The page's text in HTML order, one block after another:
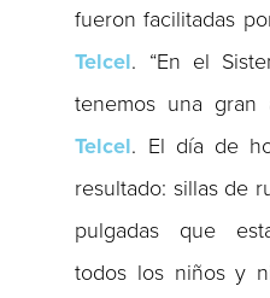
fueron facilitadas
Telcel. “En el
tenemos una gran
Telcel. El día de
resultado: sillas de
pulgadas que
todos los niños y